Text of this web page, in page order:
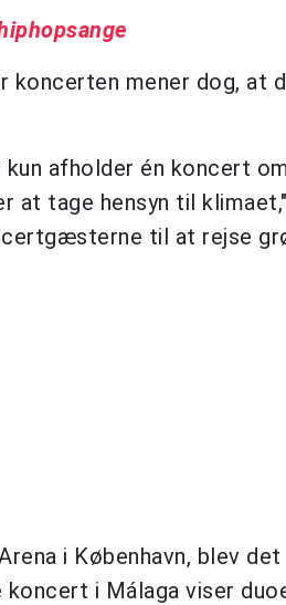
koncerten mener dog, at
afholder én koncert
at tage hensyn til
til at rejse
i København, blev
koncert i Málaga viser